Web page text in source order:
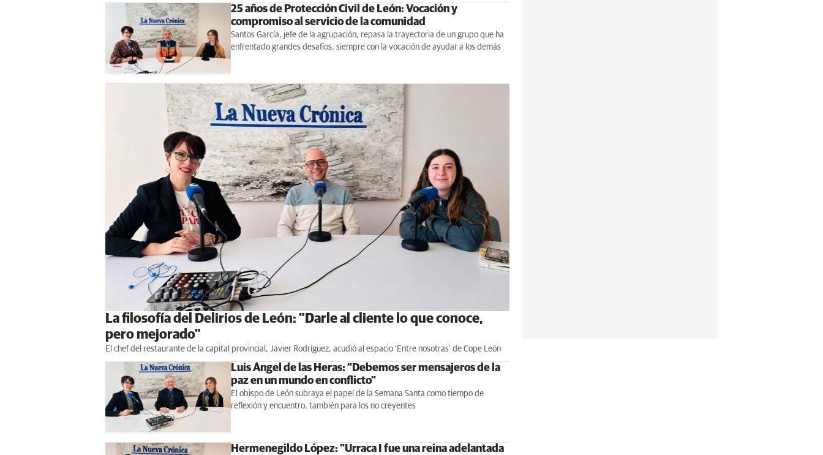
25 años de Protección Civil de León: Vocación y
compromiso al servicio de la comunidad
Santos García, jefe de la agrupación, repasa la trayectoria de un grupo que ha
enfrentado grandes desafíos, siempre con la vocación de ayudar a los demás
La filosofía del Delirios de León: "Darle al cliente lo que conoce,
pero mejorado"
El chef del restaurante de la capital provincial, Javier Rodríguez, acudió al espacio 'Entre nosotras' de Cope León
Luis Ángel de las Heras: “Debemos ser mensajeros de la
paz en un mundo en conflicto”
El obispo de León subraya el papel de la Semana Santa como tiempo de
reflexión y encuentro, también para los no creyentes
Hermenegildo López: "Urraca I fue una reina adelantada